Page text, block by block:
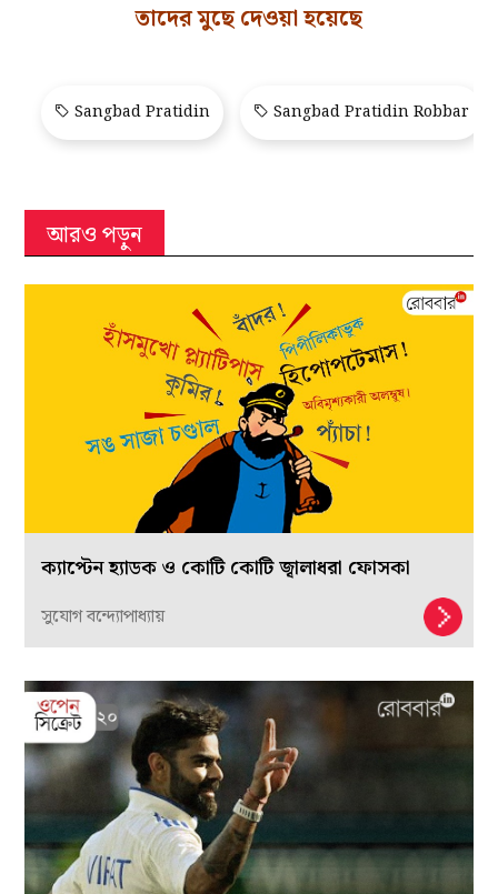
তাদের মুছে দেওয়া হয়েছে
Sangbad Pratidin Sangbad Pratidin Robbar
আরও পড়ুন
ক্যাপ্টেন হ্যাডক ও কোটি কোটি জ্বালাধরা ফোসকা
সুযোগ বন্দ্যোপাধ্যায়